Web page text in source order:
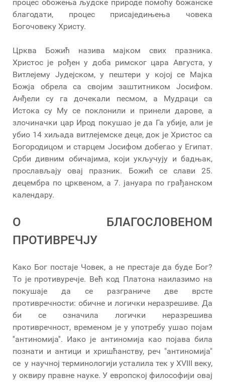
процес обожења људске природе помоћу божанске
благодати, процес присаједињења човека
Богочовеку Христу.
Црква Божић назива мајком свих празника.
Христос је рођен у доба римског цара Августа, у
Витлејему Јудејском, у пештери у којој се Мајка
Божја обрела са својим заштитником Јосифом.
Анђели су га дочекали песмом, а Мудраци са
Истока су Му се поклонили и принели дарове, а
злочиначки цар Ирод покушао је да Га убије, али је
убио 14 хиљада витлејемске деце, док је Христос са
Богородицом и старцем Јосифом добегао у Египат.
Срби дивним обичајима, који укључују и бадњак,
прослављају овај празник. Божић се слави 25.
децембра по црквеном, а 7. јануара по грађанском
календару.
О БЛАГОСЛОВЕНОМ
ПРОТИВРЕЧЈУ
Како Бог постаје Човек, а не престаје да буде Бог?
То је противуречје. Већ код Платона наилазимо на
покушаје да се разграниче две врсте
противречности: обичне и логички неразрешиве. Да
би се означила логички неразрешива
противречност, временом је у употребу ушао појам
''антиномија''. Иако је антиномија као појава била
познати и антици и хришћанству, реч "антиномија"
се у научној терминологији усталила тек у XVIII веку,
у оквиру правне науке. У европској философији овај